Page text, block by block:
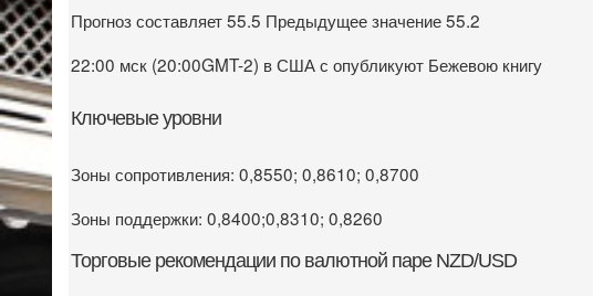
Прогноз составляет 55.5 Предыдущее значение 55.2
22:00 мск (20:00GMT-2) в США с опубликуют Бежевою книгу
Ключевые уровни
Зоны сопротивления: 0,8550; 0,8610; 0,8700
Зоны поддержки: 0,8400;0,8310; 0,8260
Торговые рекомендации по валютной паре NZD/USD